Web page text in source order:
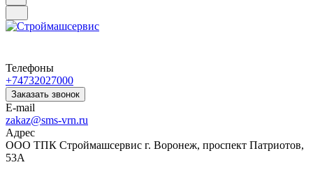
Телефоны
+74732027000
Заказать звонок
E-mail
zakaz@sms-vrn.ru
Адрес
ООО ТПК Строймашсервис г. Воронеж, проспект Патриотов,
53А